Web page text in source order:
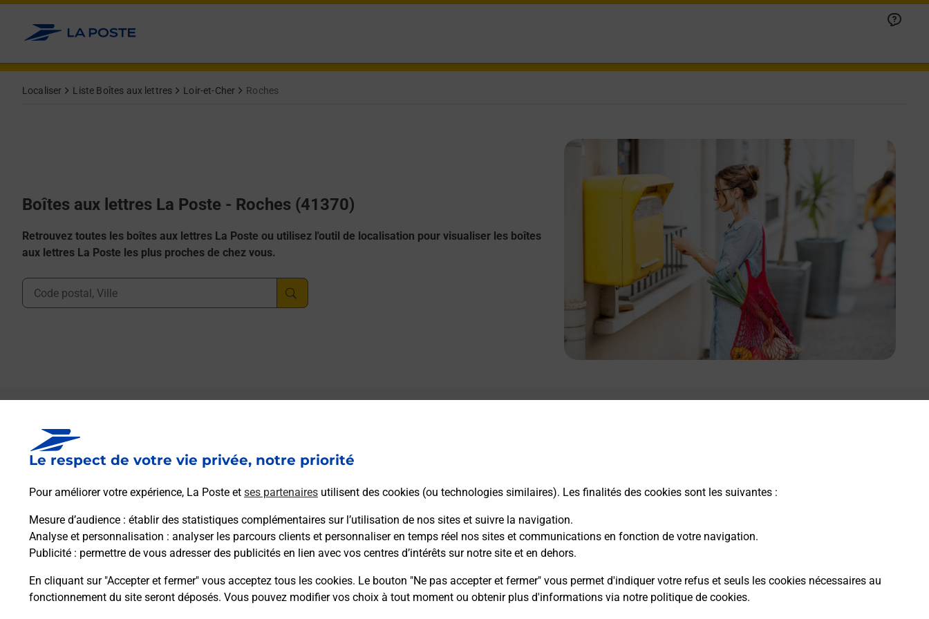
Le respect de votre vie privée, notre priorité
Pour améliorer votre expérience, La Poste et ses partenaires utilisent des cookies (ou technologies similaires). Les finalités des cookies sont les suivantes :
Mesure d’audience : établir des statistiques complémentaires sur l’utilisation de nos sites et suivre la navigation.
Analyse et personnalisation : analyser les parcours clients et personnaliser en temps réel nos sites et communications en fonction de votre navigation.
Publicité : permettre de vous adresser des publicités en lien avec vos centres d’intérêts sur notre site et en dehors.
En cliquant sur "Accepter et fermer" vous acceptez tous les cookies. Le bouton "Ne pas accepter et fermer" vous permet d'indiquer votre refus et seuls les cookies nécessaires au
fonctionnement du site seront déposés. Vous pouvez modifier vos choix à tout moment ou obtenir plus d'informations via notre politique de cookies.
Allez au contenu
Localiser Liste Boîtes aux lettres Loir-et-Cher Roches
Boîtes aux lettres La Poste - Roches (41370)
Retrouvez toutes les boîtes aux lettres La Poste ou utilisez l'outil de localisation pour visualiser les boîtes
aux lettres La Poste les plus proches de chez vous.
Ville, Département, Code Postal
Boîte aux lettres La Poste
Prochaine collecte du courrier lundià 09h00
Rue De L Eglise
Itinéraire